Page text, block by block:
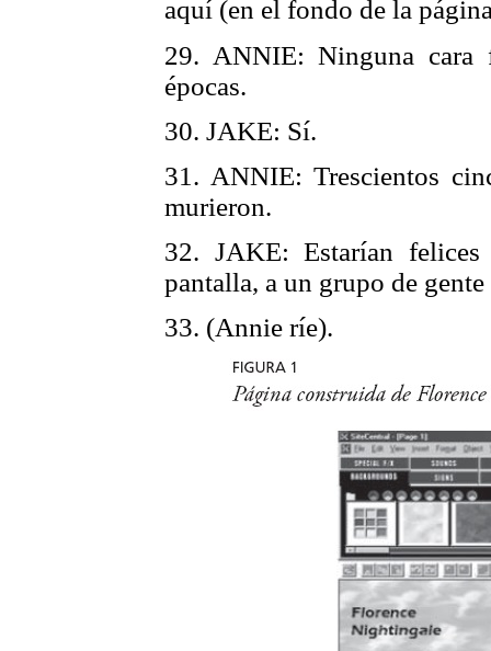
aquí (en el fondo de la
29. ANNIE: Ninguna
épocas.
30. JAKE: Sí.
31. ANNIE: Trescientos
murieron.
32. JAKE: Estarían
pantalla, a un grupo de
33. (Annie ríe).